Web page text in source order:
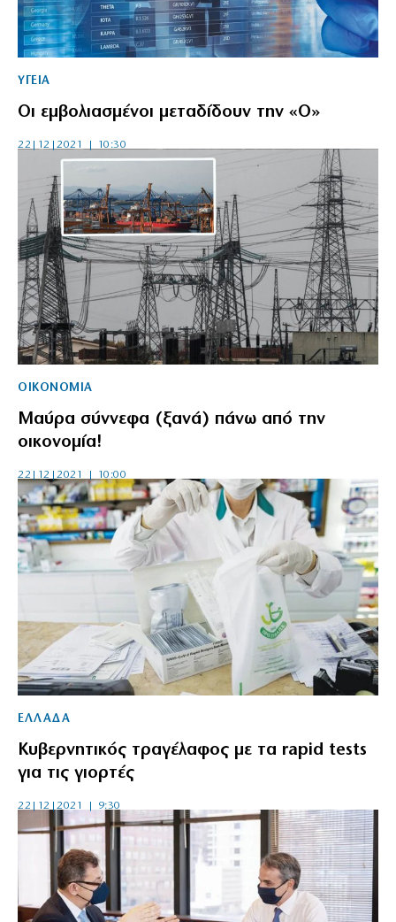
ΥΓΕΙΑ
Οι εμβολιασμένοι μεταδίδουν την «Ο»
22|12|2021 | 10:30
ΟΙΚΟΝΟΜΙΑ
Μαύρα σύννεφα (ξανά) πάνω από την
οικονομία!
22|12|2021 | 10:00
ΕΛΛΑΔΑ
Κυβερνητικός τραγέλαφος με τα rapid tests
για τις γιορτές
22|12|2021 | 9:30